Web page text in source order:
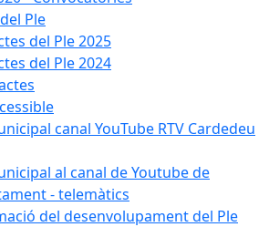
Ple
del Ple 2025
del Ple 2024
canal YouTube RTV Cardedeu
al canal de Youtube de
- telemàtics
del desenvolupament del Ple